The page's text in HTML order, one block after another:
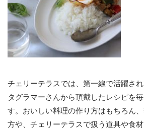
チェリーテラスでは、第一線で活躍さ
タグラマーさんから頂戴したレシピを
す。おいしい料理の作り方はもちろん
方や、チェリーテラスで扱う道具や食